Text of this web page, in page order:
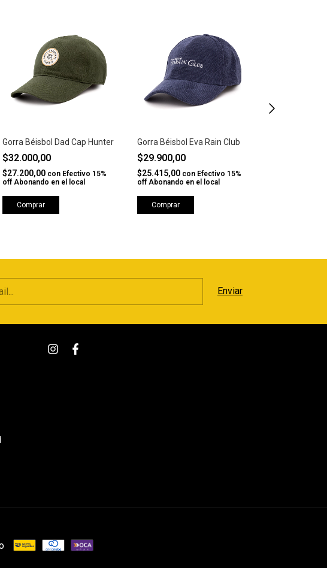
Gorra Béisbol Dad Cap Hunter
$32.000,00
$27.200,00 con Efectivo 15%
off Abonando en el local
Comprar
Gorra Béisbol Eva Rain Club
$29.900,00
$25.415,00 con Efectivo 15%
off Abonando en el local
Comprar